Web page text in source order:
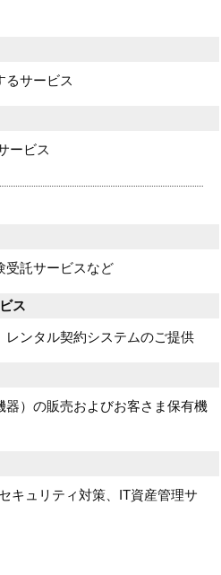
るサービス
ービス
受託サービスなど
ス
レンタル契約システムのご提供
器）の販売およびお客さま保有機
キュリティ対策、IT資産管理サ